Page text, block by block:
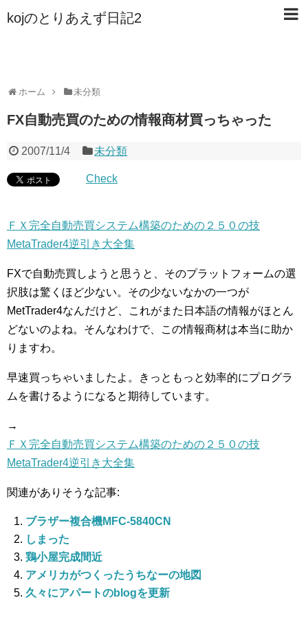
kojのとりあえず日記2
ホーム 未分類
FX自動売買のための情報商材買っちゃった
2007/11/4 未分類
Check
ＦＸ完全自動売買システム構築のための２５０の技
MetaTrader4逆引き大全集
FXで自動売買しようと思うと、そのプラットフォームの選
択肢は驚くほど少ない。その少ないなかの一つが
MetTrader4なんだけど、これがまた日本語の情報がほとん
どないのよね。そんなわけで、この情報商材は本当に助か
りますわ。
早速買っちゃいましたよ。きっともっと効率的にプログラ
ムを書けるようになると期待しています。
→
ＦＸ完全自動売買システム構築のための２５０の技
MetaTrader4逆引き大全集
関連がありそうな記事:
ブラザー複合機MFC-5840CN
しまった
鶏小屋完成間近
アメリカがつくったうちなーの地図
久々にアパートのblogを更新